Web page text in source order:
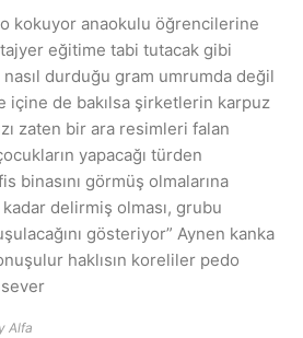
kokuyor anaokulu öğrencilerine
eğitime tabi tutacak gibi
durduğu gram umrumda değil
içine de bakılsa şirketlerin karpuz
zaten bir ara resimleri falan
yapacağı türden
binasını görmüş olmalarına
delirmiş olması, grubu
gösteriyor” Aynen kanka
haklısın koreliler pedo
Alfa